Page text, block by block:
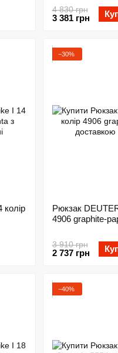
4 830 грн
3 381 грн
−30%
Рюкзак
4906 graphite-
3 910 грн
2 737 грн
−40%